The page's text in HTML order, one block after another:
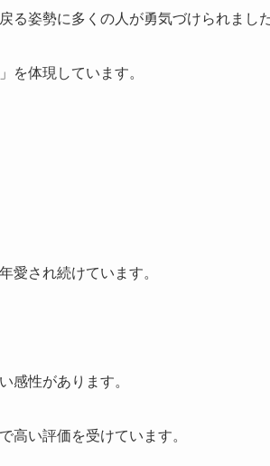
る姿勢に多くの人が勇気づけられました
を体現しています。
愛され続けています。
感性があります。
高い評価を受けています。